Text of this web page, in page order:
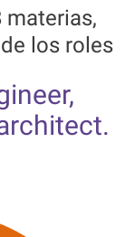
materias,
los roles